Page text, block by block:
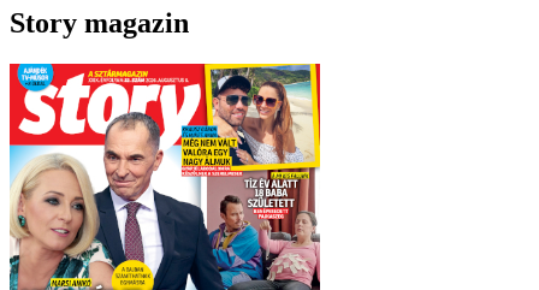
Story magazin